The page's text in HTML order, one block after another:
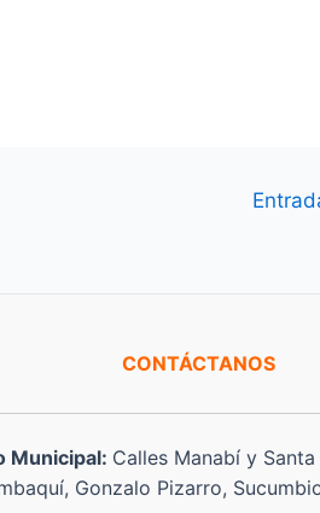
CONTÁCTANOS
Municipal: Calles Manabí y
Gonzalo Pizarro,